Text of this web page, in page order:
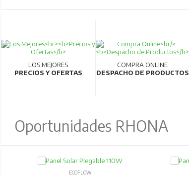
LOS MEJORES
PRECIOS Y OFERTAS
COMPRA ONLINE
DESPACHO DE PRODUCTOS
Oportunidades RHONA
ECOFLOW